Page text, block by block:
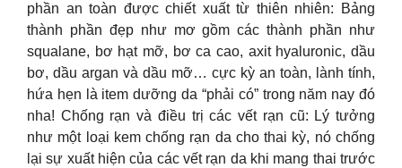
phần an toàn được chiết xuất từ thiên nhiên: Bảng
thành phần đẹp như mơ gồm các thành phần như
squalane, bơ hạt mỡ, bơ ca cao, axit hyaluronic, dầu
bơ, dầu argan và dầu mỡ… cực kỳ an toàn, lành tính,
hứa hẹn là item dưỡng da “phải có” trong năm nay đó
nha! Chống rạn và điều trị các vết rạn cũ: Lý tưởng
như một loại kem chống rạn da cho thai kỳ, nó chống
lại sự xuất hiện của các vết rạn da khi mang thai trước